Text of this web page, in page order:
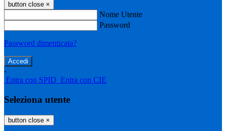
button close ×
Nome Utente
Password
Password dimenticata?
-
Entra con SPID Entra con CIE
Seleziona utente
button close ×